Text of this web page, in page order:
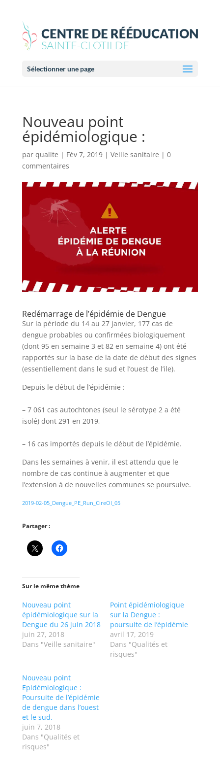
Sélectionner une page
Nouveau point
épidémiologique :
par qualite | Fév 7, 2019| Veille sanitaire | 0
commentaires
Redémarrage de l’épidémie de Dengue
Sur la période du 14 au 27 janvier, 177 cas de
dengue probables ou confirmées biologiquement
(dont 95 en semaine 3 et 82 en semaine 4) ont été
rapportés sur la base de la date de début des signes
(essentiellement dans le sud et l’ouest de l’ile).
Depuis le début de l’épidémie :
– 7 061 cas autochtones (seul le sérotype 2 a été
isolé) dont 291 en 2019,
– 16 cas importés depuis le début de l’épidémie.
Dans les semaines à venir, il est attendu que le
nombre de cas continue à augmenter et que
l’extension à de nouvelles communes se poursuive.
2019-02-05_Dengue_PE_Run_CireOI_05
Partager :
Sur le même thème
Nouveau point
épidémiologique sur la
Dengue du 26 juin 2018
juin 27, 2018
Dans "Veille sanitaire"
Point épidémiologique
sur la Dengue :
poursuite de l’épidémie
avril 17, 2019
Dans "Qualités et
risques"
Nouveau point
Epidémiologique :
Poursuite de l’épidémie
de dengue dans l’ouest
et le sud.
juin 7, 2018
Dans "Qualités et
risques"